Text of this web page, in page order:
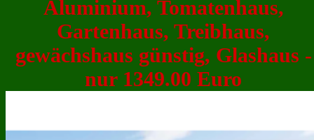
Aluminium, Tomatenhaus,
Gartenhaus, Treibhaus,
gewächshaus günstig, Glashaus -
nur 1349.00 Euro